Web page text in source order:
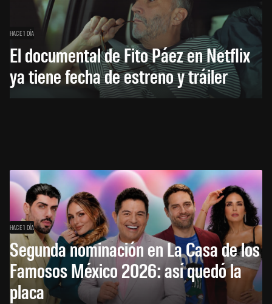
HACE 1 DÍA
El documental de Fito Páez en Netflix
ya tiene fecha de estreno y tráiler
HACE 1 DÍA
Segunda nominación en La Casa de los
Famosos México 2026: así quedó la
placa